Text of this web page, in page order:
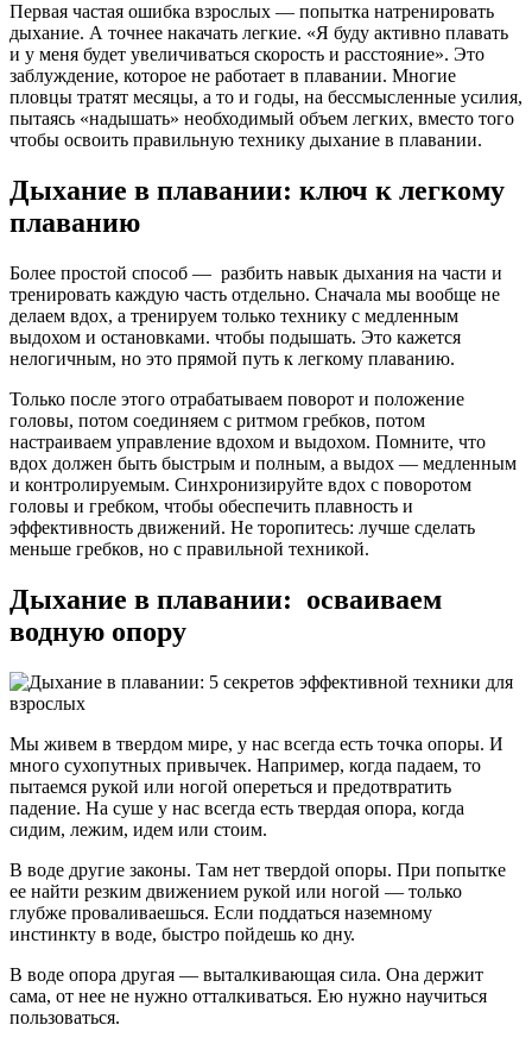
Первая частая ошибка взрослых — попытка натренировать
дыхание. А точнее накачать легкие. «Я буду активно плавать
и у меня будет увеличиваться скорость и расстояние». Это
заблуждение, которое не работает в плавании. Многие
пловцы тратят месяцы, а то и годы, на бессмысленные усилия,
пытаясь «надышать» необходимый объем легких, вместо того
чтобы освоить правильную технику дыхание в плавании.
Дыхание в плавании: ключ к легкому
плаванию
Более простой способ — разбить навык дыхания на части и
тренировать каждую часть отдельно. Сначала мы вообще не
делаем вдох, а тренируем только технику с медленным
выдохом и остановками. чтобы подышать. Это кажется
нелогичным, но это прямой путь к легкому плаванию.
Только после этого отрабатываем поворот и положение
головы, потом соединяем с ритмом гребков, потом
настраиваем управление вдохом и выдохом. Помните, что
вдох должен быть быстрым и полным, а выдох — медленным
и контролируемым. Синхронизируйте вдох с поворотом
головы и гребком, чтобы обеспечить плавность и
эффективность движений. Не торопитесь: лучше сделать
меньше гребков, но с правильной техникой.
Дыхание в плавании: осваиваем
водную опору
Мы живем в твердом мире, у нас всегда есть точка опоры. И
много сухопутных привычек. Например, когда падаем, то
пытаемся рукой или ногой опереться и предотвратить
падение. На суше у нас всегда есть твердая опора, когда
сидим, лежим, идем или стоим.
В воде другие законы. Там нет твердой опоры. При попытке
ее найти резким движением рукой или ногой — только
глубже проваливаешься. Если поддаться наземному
инстинкту в воде, быстро пойдешь ко дну.
В воде опора другая — выталкивающая сила. Она держит
сама, от нее не нужно отталкиваться. Ею нужно научиться
пользоваться.